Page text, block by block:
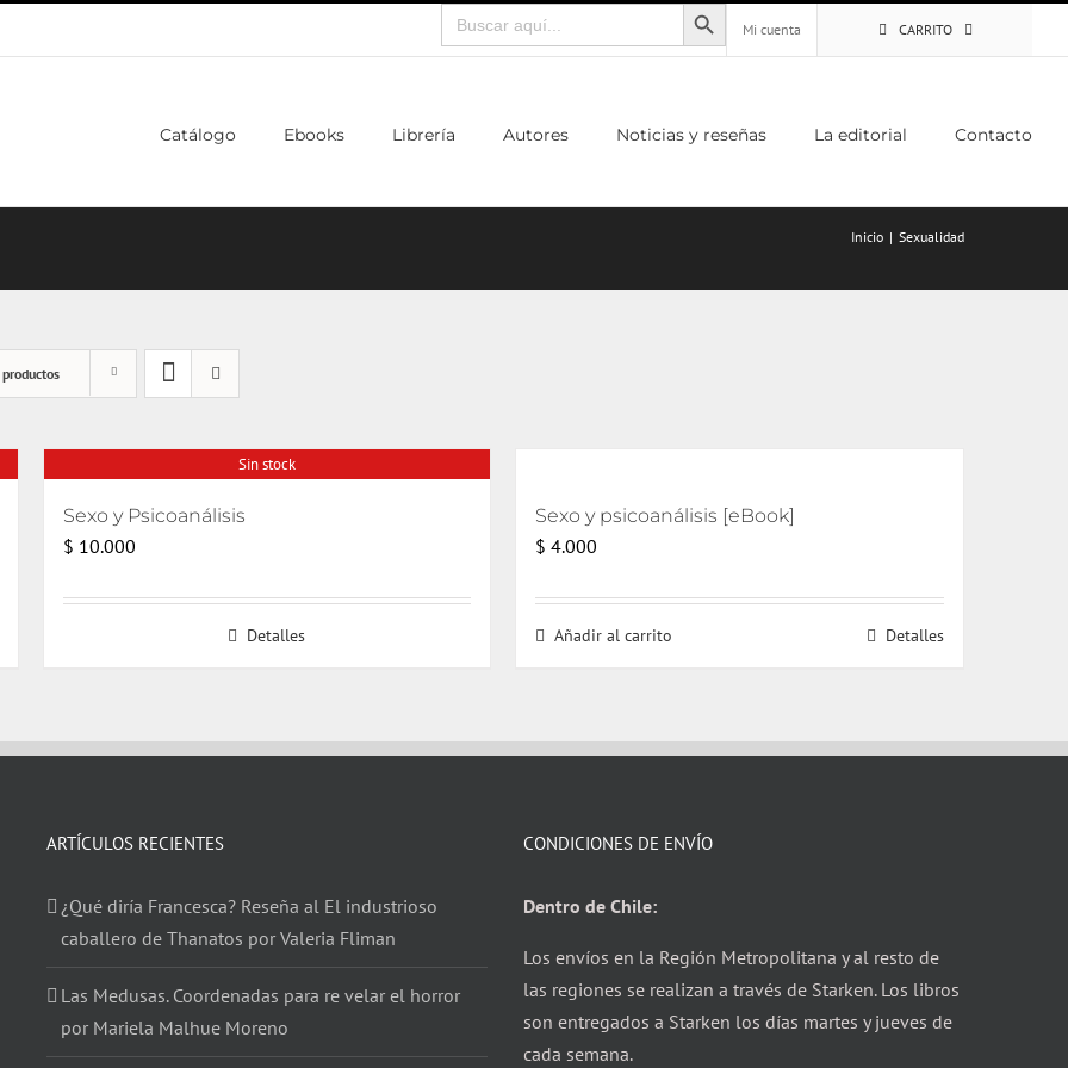
Buscar:
Mi cuenta
CARRITO
Catálogo Ebooks Librería Autores Noticias y reseñas La editorial Contacto
Inicio Sexualidad
Sin stock
Sexo y Psicoanálisis
$ 10.000
Detalles
Sexo y psicoanálisis [eBook]
$ 4.000
Añadir al carrito Detalles
ARTÍCULOS RECIENTES
¿Qué diría Francesca? Reseña al El industrioso
caballero de Thanatos por Valeria Fliman
Las Medusas. Coordenadas para re velar el horror
por Mariela Malhue Moreno
CONDICIONES DE ENVÍO
Dentro de Chile:
Los envíos en la Región Metropolitana y al resto de
las regiones se realizan a través de Starken. Los libros
son entregados a Starken los días martes y jueves de
cada semana.